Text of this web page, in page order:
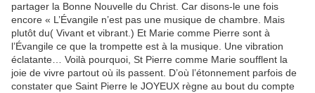
partager la Bonne Nouvelle du Christ. Car disons-le une fois
encore « L’Évangile n’est pas une musique de chambre. Mais
plutôt du( Vivant et vibrant.) Et Marie comme Pierre sont à
l’Évangile ce que la trompette est à la musique. Une vibration
éclatante… Voilà pourquoi, St Pierre comme Marie soufflent la
joie de vivre partout où ils passent. D’où l’étonnement parfois de
constater que Saint Pierre le JOYEUX règne au bout du compte